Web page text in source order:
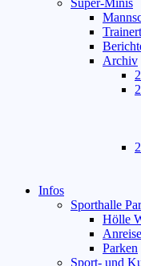
Super-Minis
Archiv
Infos
Sporthalle
Hölle
Parken
Sport- und